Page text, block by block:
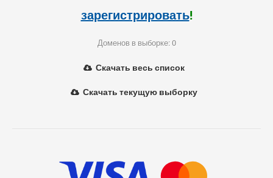
зарегистрировать!
Доменов в выборке: 0
Скачать весь список
Скачать текущую выборку